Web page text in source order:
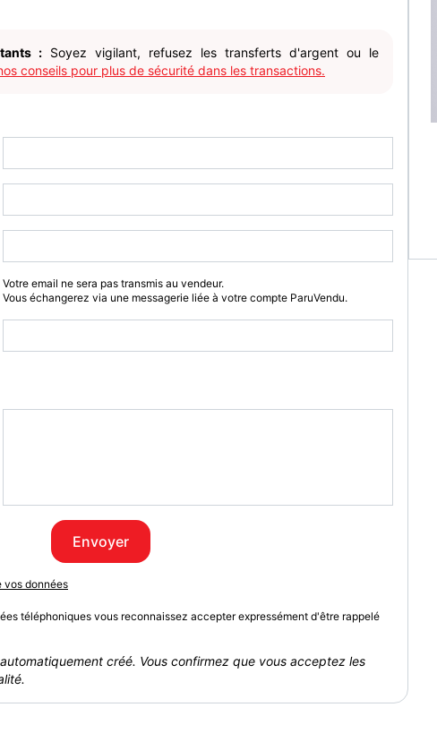
: Soyez vigilant, refusez les transferts d'argent ou le
conseils pour plus de sécurité dans les transactions.
Votre email ne sera pas transmis au vendeur.
Vous échangerez via une messagerie liée à votre compte ParuVendu.
Envoyer
vos données
téléphoniques vous reconnaissez accepter expressément d'être rappelé
créé. Vous confirmez que vous acceptez les